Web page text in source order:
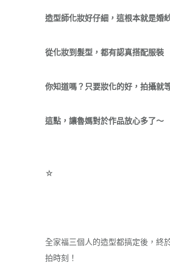
造型師化妝好仔細，這根本就是婚
從化妝到髮型，都有認真搭配服裝
你知道嗎？只要妝化的好，拍攝就
這點，讓魯媽對於作品放心多了～
☆
全家福三個人的造型都搞定後，終
拍時刻！